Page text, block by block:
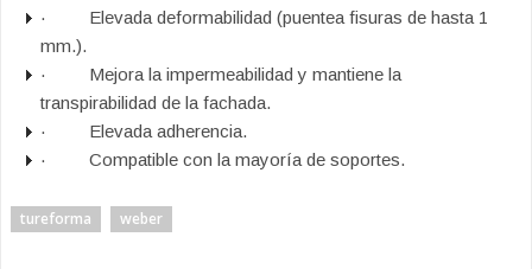
· Elevada deformabilidad (puentea fisuras de hasta 1
mm.).
· Mejora la impermeabilidad y mantiene la
transpirabilidad de la fachada.
· Elevada adherencia.
· Compatible con la mayoría de soportes.
tureforma weber